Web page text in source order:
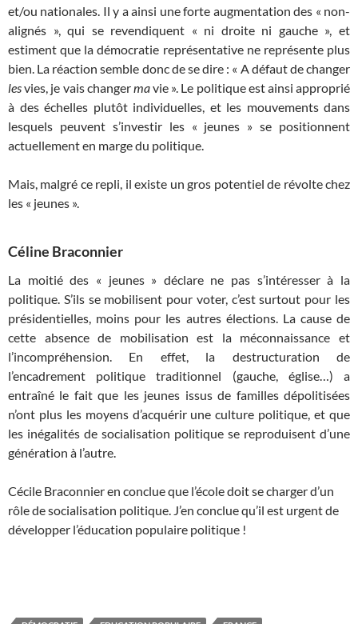
et/ou nationales. Il y a ainsi une forte augmentation des « non-
alignés », qui se revendiquent « ni droite ni gauche », et
estiment que la démocratie représentative ne représente plus
bien. La réaction semble donc de se dire : « A défaut de changer
lesvies, je vais changermavie ». Le politique est ainsi approprié
à des échelles plutôt individuelles, et les mouvements dans
lesquels peuvent s’investir les « jeunes » se positionnent
actuellement en marge du politique.
Mais, malgré ce repli, il existe un gros potentiel de révolte chez
les « jeunes ».
Céline Braconnier
La moitié des « jeunes » déclare ne pas s’intéresser à la
politique. S’ils se mobilisent pour voter, c’est surtout pour les
présidentielles, moins pour les autres élections. La cause de
cette absence de mobilisation est la méconnaissance et
l’incompréhension. En effet, la destructuration de
l’encadrement politique traditionnel (gauche, église…) a
entraîné le fait que les jeunes issus de familles dépolitisées
n’ont plus les moyens d’acquérir une culture politique, et que
les inégalités de socialisation politique se reproduisent d’une
génération à l’autre.
Cécile Braconnier en conclue que l’école doit se charger d’un
rôle de socialisation politique. J’en conclue qu’il est urgent de
développer l’éducation populaire politique !